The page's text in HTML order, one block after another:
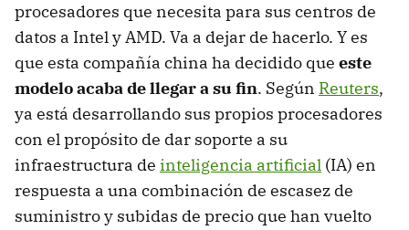
procesadores que necesita para sus centros de
datos a Intel y AMD. Va a dejar de hacerlo. Y es
que esta compañía china ha decidido que este
modelo acaba de llegar a su fin. Según Reuters,
ya está desarrollando sus propios procesadores
con el propósito de dar soporte a su
infraestructura de inteligencia artificial (IA) en
respuesta a una combinación de escasez de
suministro y subidas de precio que han vuelto